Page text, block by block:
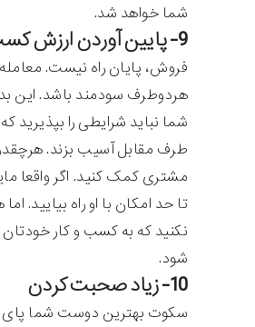
شما خواهد شد.
9- پایین آوردن ارزش کسب و کار
فروش، پایان راه نیست. معامله
هردوطرف سودمند باشد. این
شما نباید شرایطی را بپذیرید
طرف مقابل آسیب بزند.
مشتری کمک کنید. اگر واقعا
تا حد امکان با او راه بیایید.
نکنید که به کسب و کار خودتان
شود.
10- زیاد صحبت کردن
سکوت بهترین دوست شما پای